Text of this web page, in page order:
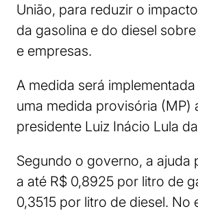
União, para reduzir o
da gasolina e do diesel
e empresas.
A medida será
uma medida provisória (MP)
presidente Luiz Inácio Lula
Segundo o governo, a ajuda
a até R$ 0,8925 por litro de
0,3515 por litro de diesel. No